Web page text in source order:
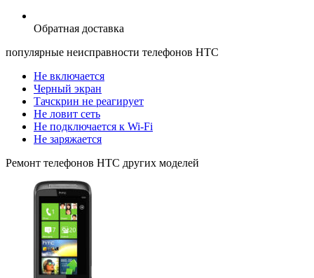
Обратная доставка
популярные неисправности телефонов HTC
Не включается
Черный экран
Тачскрин не реагирует
Не ловит сеть
Не подключается к Wi-Fi
Не заряжается
Ремонт телефонов HTC других моделей